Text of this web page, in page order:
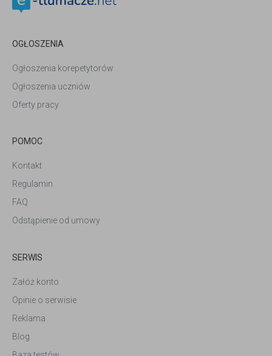
OGŁOSZENIA
Ogłoszenia korepetytorów
Ogłoszenia uczniów
Oferty pracy
POMOC
Kontakt
Regulamin
FAQ
Odstąpienie od umowy
SERWIS
Załóż konto
Opinie o serwisie
Reklama
Blog